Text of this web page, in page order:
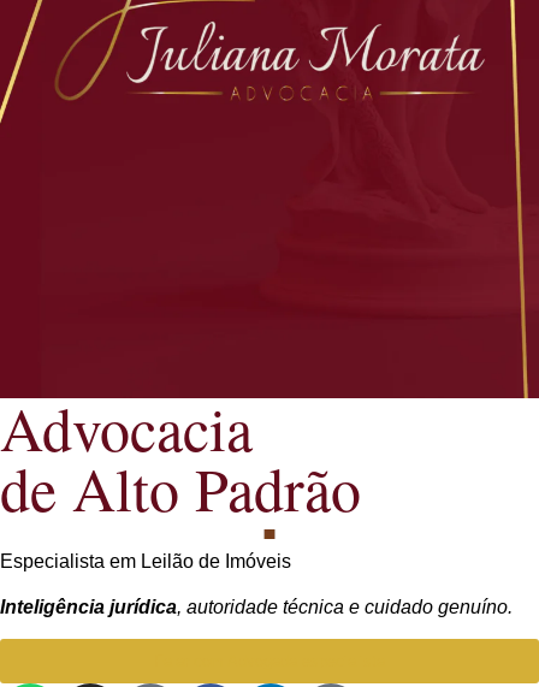
Advocacia
de Alto Padrão
Especialista em Leilão de Imóveis
Inteligência jurídica, autoridade técnica e cuidado genuíno.